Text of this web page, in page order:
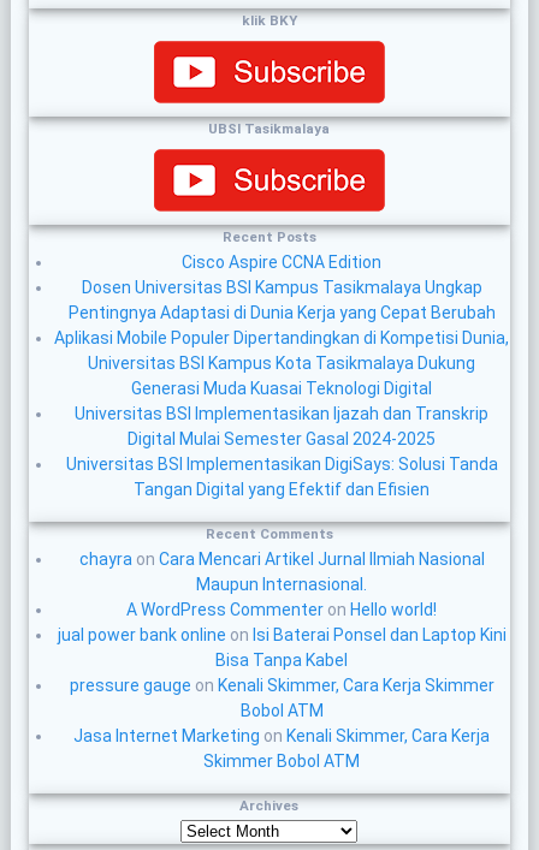
klik BKY
UBSI Tasikmalaya
Recent Posts
Cisco Aspire CCNA Edition
Dosen Universitas BSI Kampus Tasikmalaya Ungkap
Pentingnya Adaptasi di Dunia Kerja yang Cepat Berubah
Aplikasi Mobile Populer Dipertandingkan di Kompetisi Dunia,
Universitas BSI Kampus Kota Tasikmalaya Dukung
Generasi Muda Kuasai Teknologi Digital
Universitas BSI Implementasikan Ijazah dan Transkrip
Digital Mulai Semester Gasal 2024-2025
Universitas BSI Implementasikan DigiSays: Solusi Tanda
Tangan Digital yang Efektif dan Efisien
Recent Comments
chayra on Cara Mencari Artikel Jurnal Ilmiah Nasional
Maupun Internasional.
A WordPress Commenter onHello world!
jual power bank online on Isi Baterai Ponsel dan Laptop Kini
Bisa Tanpa Kabel
pressure gauge on Kenali Skimmer, Cara Kerja Skimmer
Bobol ATM
Jasa Internet Marketing onKenali Skimmer, Cara Kerja
Skimmer Bobol ATM
Archives
Archives